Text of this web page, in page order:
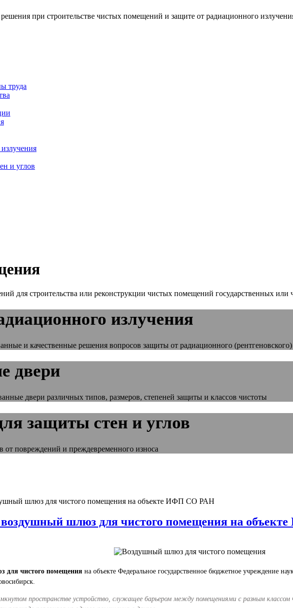
при строительстве чистых помещений и защите от радиационного
труда
и углов
для строительства или реконструкции чистых помещений государственных
излучения
и качественные решения вопросов защиты от радиационного
двери
двери различных типов, размеров, степеней защиты и классов чистоты
защиты стен и углов
от повреждений и преждевременного износа
шлюз для чистого помещения на объекте ИФП СО РАН
воздушный шлюз для чистого помещения на
для чистого помещенияна объекте Федеральное государственное бюджетное учреждение
пространстве устройство, служащее барьером между помещениями с разным